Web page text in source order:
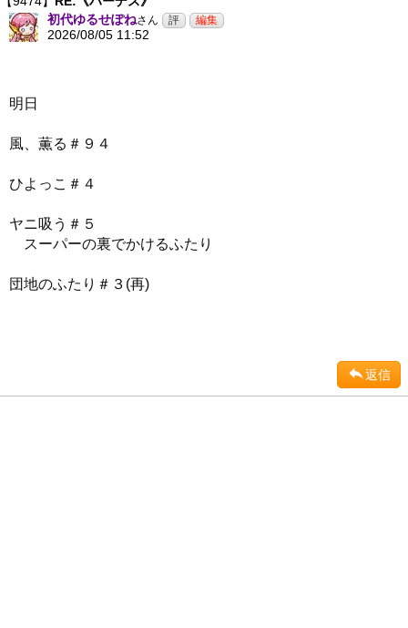
初代ゆるせぽねさん
2026/08/05 11:52
明日
風、薫る＃９４
ひよっこ＃４
ヤニ吸う＃５
スーパーの裏でかけるふたり
団地のふたり＃３(再)
返信